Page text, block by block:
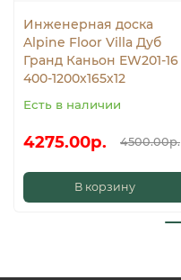
Инженерная доска
Alpine Floor Villa Дуб
Гранд Каньон EW201-16
400-1200х165х12
Есть в наличии
4275.00р. 4500.00р.
В корзину